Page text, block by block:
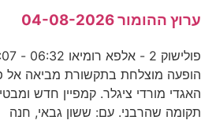
ערוץ ההומור 04-08-2026
הופעה מוצלחת בתקשורת מביאה אל
האגדי מורדי ציגלר. קמפיין חדש
תקומה שהרבני. עם: ששון גבאי, חנה